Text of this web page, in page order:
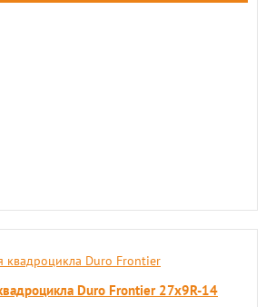
Duro Frontier 27x9R-14